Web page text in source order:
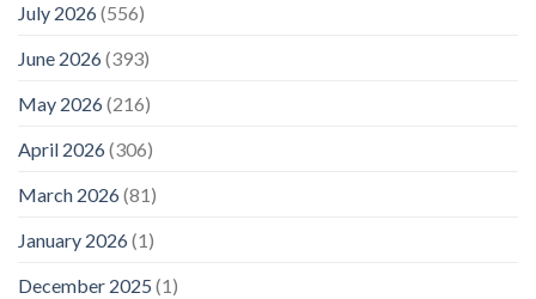
July 2026(556)
June 2026(393)
May 2026(216)
April 2026(306)
March 2026(81)
January 2026(1)
December 2025 (1)